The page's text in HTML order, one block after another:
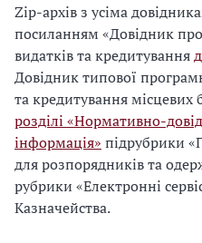
Zip-архів з усіма
посиланням «Довідник
видатків та кредитування
Довідник типової
та кредитування
розділі «Нормативно-
інформація» підрубрики
для розпорядників та
рубрики «Електронні
Казначейства.